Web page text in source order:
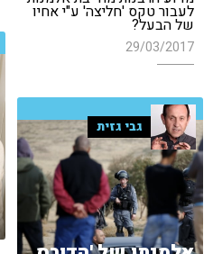
לעבור טקס 'חליצה' ע"י אחיו
של הבעל?
29/03/2017
גבי גזית